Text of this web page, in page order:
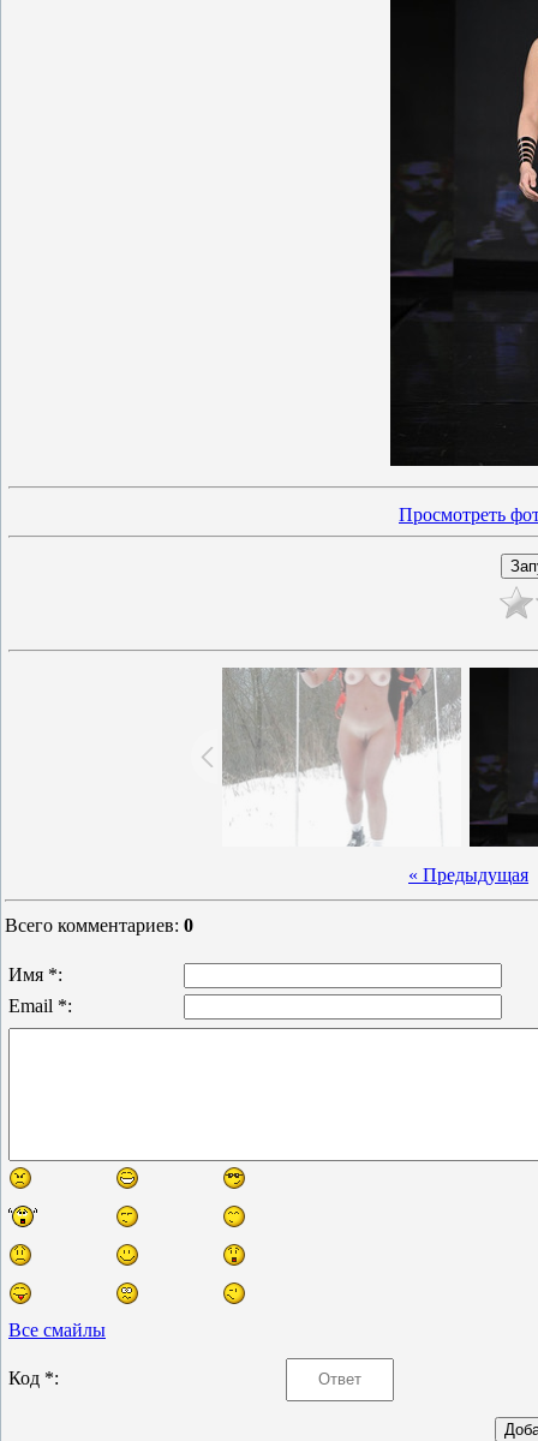
Просмотреть
« Предыдущая
Всего комментариев: 0
Имя *:
Email *:
Все смайлы
Код *: